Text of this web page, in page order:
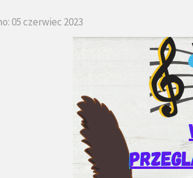
05 czerwiec 2023